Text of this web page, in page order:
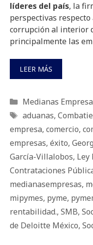
líderes del país, la
perspectivas
corrupción al interior
principalmente las
LEER MÁS
Categorías
Medianas
Etiquetas
aduanas,
empresa, comercio,
empresas, éxito,
García-Villalobos, Ley
Contrataciones
medianasempresas,
mipymes, pyme,
rentabilidad., SMB,
de Deloitte México,